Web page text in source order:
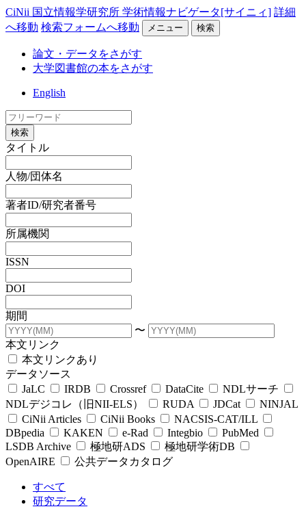
CiNii 国立情報学研究所 学術情報ナビゲータ[サイニィ] 詳細
へ移動 検索フォームへ移動 メニュー 検索
論文・データをさがす
大学図書館の本をさがす
English
検索
タイトル
人物/団体名
著者ID/研究者番号
所属機関
ISSN
DOI
期間
〜
本文リンク
本文リンクあり
データソース
JaLC
IRDB Crossref DataCite
NDLサーチ
NDLデジコレ（旧NII-ELS）
RUDA JDCat
NINJAL
CiNii Articles
CiNii Books
NACSIS-CAT/ILL
DBpedia
KAKEN e-Rad Integbio
PubMed
LSDB Archive
極地研ADS
極地研学術DB
OpenAIRE
公共データカタログ
すべて
研究データ